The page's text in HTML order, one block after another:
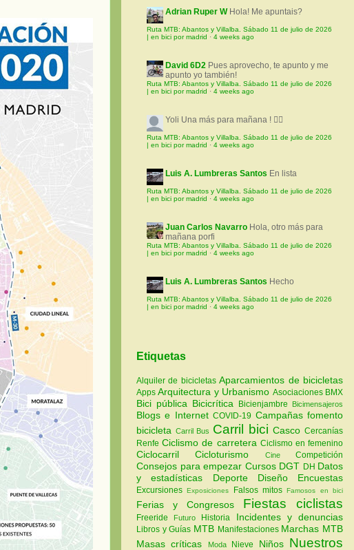
Adrian Ruper W Hola! Me apuntais?
Ruta MTB: Abantos y Villalba. Sábado 11 de julio de 2026
| en bici por madrid · 4 weeks ago
David 6D2 Pues aprovecho, te apunto y me
apunto yo también!
Ruta MTB: Abantos y Villalba. Sábado 11 de julio de 2026
| en bici por madrid · 4 weeks ago
Yoli Una más para mañana ! 🚵‍♀️
Ruta MTB: Abantos y Villalba. Sábado 11 de julio de 2026
| en bici por madrid · 4 weeks ago
Luis A. Lumbreras Santos En lista
Ruta MTB: Abantos y Villalba. Sábado 11 de julio de 2026
| en bici por madrid · 4 weeks ago
Juan Carlos Navarro Hola, otro más para
mañana porfi
Ruta MTB: Abantos y Villalba. Sábado 11 de julio de 2026
| en bici por madrid · 4 weeks ago
Luis A. Lumbreras Santos Hecho
Ruta MTB: Abantos y Villalba. Sábado 11 de julio de 2026
| en bici por madrid · 4 weeks ago
Etiquetas
Alquiler de bicicletasAparcamientos de bicicletas
AppsArquitectura y Urbanismo Asociaciones BMX
Bici pública Bicicrítica Bicienjambre Bicimensajeros
Blogs e InternetCOVID-19 Campañas fomento
bicicleta Carril Bus Carril biciCascoCercanías
RenfeCiclismo de carretera Ciclismo en femenino
CiclocarrilCicloturismo CineCompetición
Consejos para empezar Cursos DGT DH Datos
y estadísticas Deporte Diseño Encuestas
ExcursionesExposiciones Falsos mitosFamosos en bici
Ferias y Congresos Fiestas ciclistas
Freeride Futuro Historia Incidentes y denuncias
Libros y Guías MTB Manifestaciones Marchas MTB
Masas críticas
Moda Nieve Niños Nuestros